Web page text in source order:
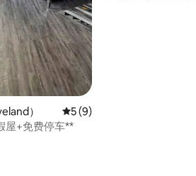
） 平均评分 5 分（满分 5 分）
5 (9)
屋+免费停车**